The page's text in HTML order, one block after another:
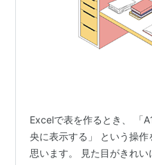
Excelで表を作るとき、 「
央に表示する」 という操
思います。 見た目がきれ